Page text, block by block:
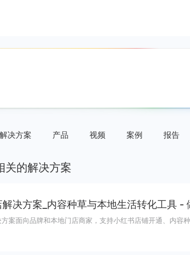
解决方案 产品 视频 案例 报告
关的解决方案
决方案_内容种草与本地生活转化工具 -
案面向品牌和本地门店商家，支持小红书店铺开通、内容